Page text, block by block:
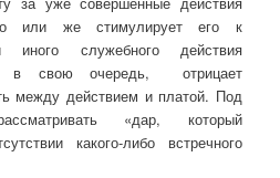
или же стимулирует его к
служебного действия
в свою очередь, отрицает
между действием и платой. Под
«дар, который
какого-либо встречного